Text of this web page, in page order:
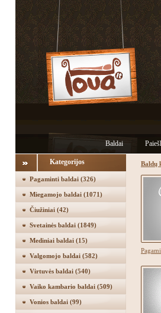
Baldai
Kategorijos
Pagaminti baldai (326)
Miegamojo baldai (1071)
Čiužiniai (42)
Svetainės baldai (1849)
Mediniai baldai (15)
Valgomojo baldai (582)
Virtuvės baldai (540)
Vaiko kambario baldai (509)
Vonios baldai (99)
Baldų